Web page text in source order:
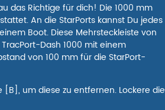
das Richtige für dich! Die 1000 mm
An die StarPorts kannst Du jedes
Boot. Diese Mehrsteckleiste von
Dash 1000 mit einem
von 100 mm für die StarPort-
um diese zu entfernen. Lockere die